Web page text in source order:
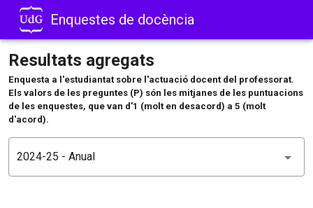
Enquestes de docència
Resultats agregats
Enquesta a l'estudiantat sobre l'actuació docent del professorat.
Els valors de les preguntes (P) són les mitjanes de les puntuacions
de les enquestes, que van d'1 (molt en desacord) a 5 (molt
d'acord).
2024-25 - Anual